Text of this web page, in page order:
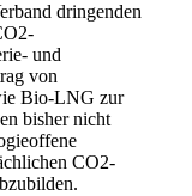
dringenden
und
von
Bio-LNG zur
bisher nicht
CO2-